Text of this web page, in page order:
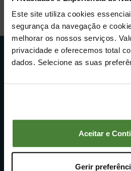
Este site utiliza cookies
segurança da navegação e
melhorar os nossos serviços.
privacidade e oferecemos total
dados. Selecione as suas
Aceitar e
Gerir
subscrição da Newsletter
PRINCIPAIS CATEGORIAS
Construção
Veículos